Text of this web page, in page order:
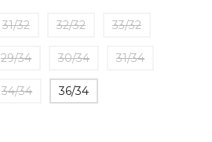
31/32 32/32 33/32
29/34 30/34 31/34
34/34 36/34